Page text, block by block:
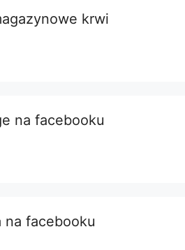
krwi
na facebooku
na facebooku